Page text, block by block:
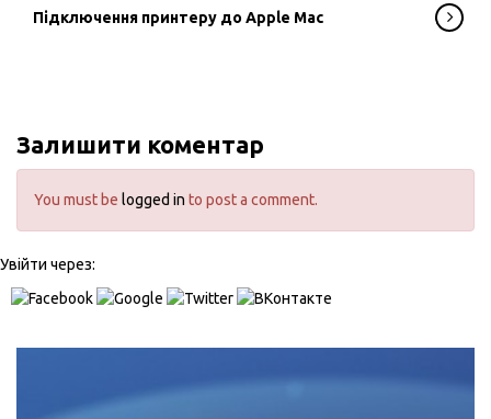
Підключення принтеру до Apple Mac
Залишити коментар
You must be logged in to post a comment.
Увійти через: